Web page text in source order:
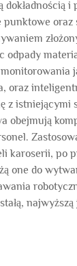
oraz
z
obejmują
karoserii,
one do